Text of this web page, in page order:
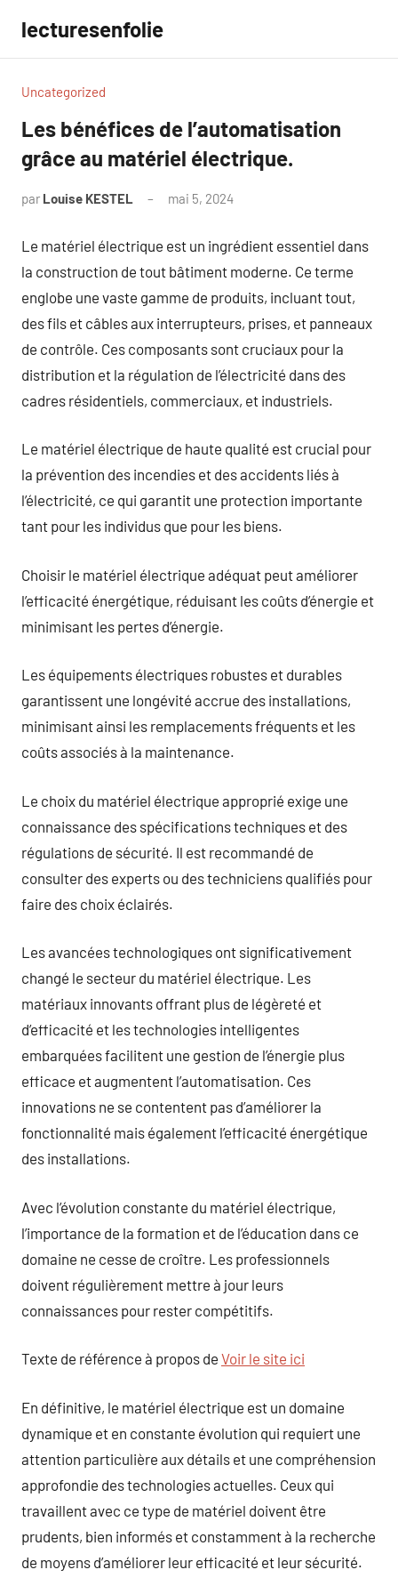
contenu
lecturesenfolie
Uncategorized
Les bénéfices de l’automatisation
grâce au matériel électrique.
par Louise KESTEL mai 5, 2024
Le matériel électrique est un ingrédient essentiel dans
la construction de tout bâtiment moderne. Ce terme
englobe une vaste gamme de produits, incluant tout,
des fils et câbles aux interrupteurs, prises, et panneaux
de contrôle. Ces composants sont cruciaux pour la
distribution et la régulation de l’électricité dans des
cadres résidentiels, commerciaux, et industriels.
Le matériel électrique de haute qualité est crucial pour
la prévention des incendies et des accidents liés à
l’électricité, ce qui garantit une protection importante
tant pour les individus que pour les biens.
Choisir le matériel électrique adéquat peut améliorer
l’efficacité énergétique, réduisant les coûts d’énergie et
minimisant les pertes d’énergie.
Les équipements électriques robustes et durables
garantissent une longévité accrue des installations,
minimisant ainsi les remplacements fréquents et les
coûts associés à la maintenance.
Le choix du matériel électrique approprié exige une
connaissance des spécifications techniques et des
régulations de sécurité. Il est recommandé de
consulter des experts ou des techniciens qualifiés pour
faire des choix éclairés.
Les avancées technologiques ont significativement
changé le secteur du matériel électrique. Les
matériaux innovants offrant plus de légèreté et
d’efficacité et les technologies intelligentes
embarquées facilitent une gestion de l’énergie plus
efficace et augmentent l’automatisation. Ces
innovations ne se contentent pas d’améliorer la
fonctionnalité mais également l’efficacité énergétique
des installations.
Avec l’évolution constante du matériel électrique,
l’importance de la formation et de l’éducation dans ce
domaine ne cesse de croître. Les professionnels
doivent régulièrement mettre à jour leurs
connaissances pour rester compétitifs.
Texte de référence à propos de Voir le site ici
En définitive, le matériel électrique est un domaine
dynamique et en constante évolution qui requiert une
attention particulière aux détails et une compréhension
approfondie des technologies actuelles. Ceux qui
travaillent avec ce type de matériel doivent être
prudents, bien informés et constamment à la recherche
de moyens d’améliorer leur efficacité et leur sécurité.